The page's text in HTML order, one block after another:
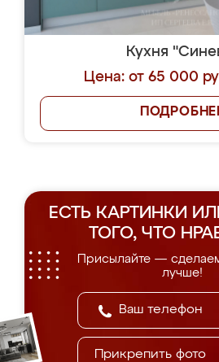
Кухня
Цена: от 65 000
ЕСТЬ КАРТИНКИ
ТОГО, ЧТО
Присылайте —
лучше!
Прикрепить фото